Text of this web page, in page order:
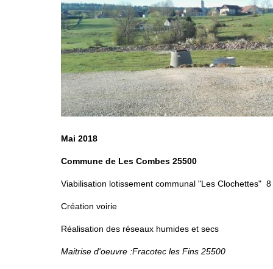
Mai 2018
Commune de Les Combes 25500
Viabilisation lotissement communal "Les Clochettes"
Création voirie
Réalisation des réseaux humides et secs
Maitrise d'oeuvre :Fracotec les Fins 25500